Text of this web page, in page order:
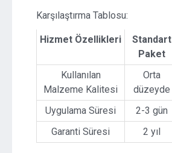
Karşılaştırma Tablosu:
Hizmet Özellikleri
Standart
Paket
Kullanılan
Malzeme Kalitesi
Orta
düzeyde
Uygulama Süresi
2-3 gün
Garanti Süresi
2 yıl